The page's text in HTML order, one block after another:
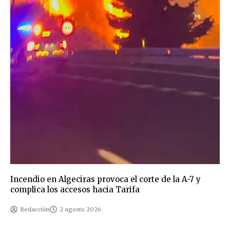
Incendio en Algeciras provoca el corte de la A-7 y
complica los accesos hacia Tarifa
Redacción 2 agosto 2026